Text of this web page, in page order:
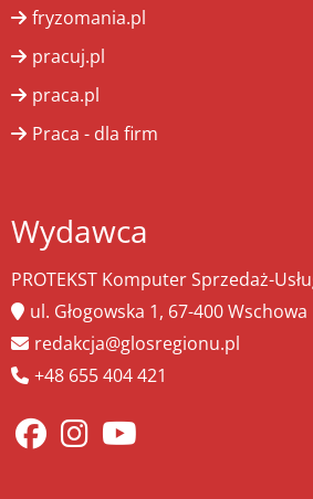
fryzomania.pl
pracuj.pl
praca.pl
Praca - dla firm
Wydawca
PROTEKST Komputer Sprzedaż-
ul. Głogowska 1, 67-400 Wschowa
redakcja@glosregionu.pl
+48 655 404 421